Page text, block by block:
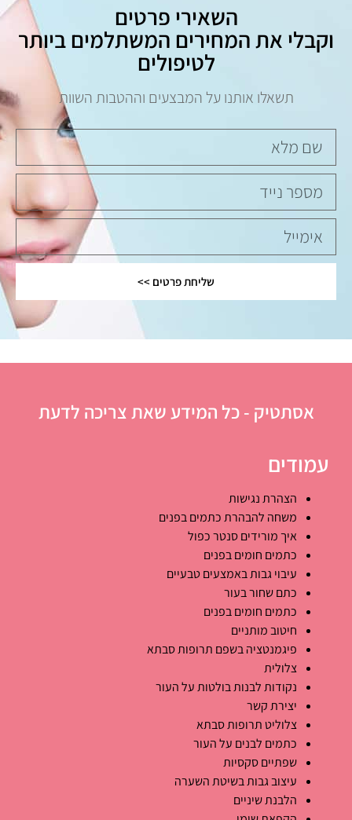
השאירי פרטים
וקבלי את המחירים המשתלמים ביותר
לטיפולים
תשאלו אותנו על המבצעים וההטבות השוות
שליחת פרטים >>
אסתטיק - כל המידע שאת צריכה לדעת
עמודים
הצהרת נגישות
משחה להבהרת כתמים בפנים
איך מורידים סנטר כפול
כתמים חומים בפנים
עיבוי גבות באמצעים טבעיים
כתם שחור בעור
כתמים חומים בפנים
חיטוב מותניים
פיגמנטציה בשפם תרופות סבתא
צלולית
נקודות לבנות בולטות על העור
יצירת קשר
צלוליט תרופות סבתא
כתמים לבנים על העור
שפתיים סקסיות
עיצוב גבות בשיטת השערה
הלבנת שיניים